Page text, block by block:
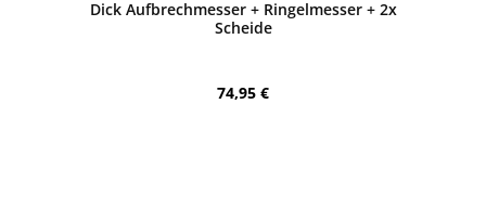
Dick Aufbrechmesser + Ringelmesser + 2x
Scheide
Regulärer Preis:
74,95 €